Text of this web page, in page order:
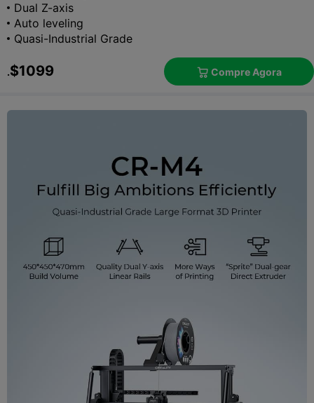
Dual Z-axis
Auto leveling
Quasi-Industrial Grade
.$1099  Compre Agora